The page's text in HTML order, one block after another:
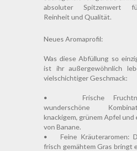
absoluter Spitzenwert
Reinheit und Qualität.
Neues Aromaprofil:
Was diese Abfüllung so
ist ihr außergewöhnlich
vielschichtiger Geschmack:
• Frische
wunderschöne
knackigem, grünem Apfel und
von Banane.
• Feine Kräuteraromen:
frisch gemähtem Gras bringt